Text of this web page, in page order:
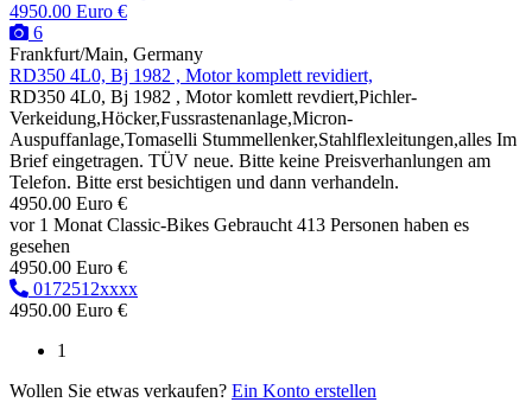
4950.00 Euro €
6
Frankfurt/Main, Germany
RD350 4L0, Bj 1982 , Motor komplett revidiert,
RD350 4L0, Bj 1982 , Motor komlett revdiert,Pichler-
Verkeidung,Höcker,Fussrastenanlage,Micron-
Auspuffanlage,Tomaselli Stummellenker,Stahlflexleitungen,alles Im
Brief eingetragen. TÜV neue. Bitte keine Preisverhanlungen am
Telefon. Bitte erst besichtigen und dann verhandeln.
4950.00 Euro €
vor 1 Monat Classic-Bikes Gebraucht 413 Personen haben es
gesehen
4950.00 Euro €
0172512xxxx
4950.00 Euro €
1
Wollen Sie etwas verkaufen? Ein Konto erstellen